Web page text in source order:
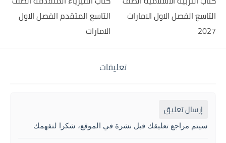
التاسع الفصل الاول الامارات
2027
التاسع المتقدم الفصل الاول
الامارات
تعليقات
إرسال تعليق
سيتم مراجع تعليقك قبل نشرة في الموقع، شكرا لتفهمك